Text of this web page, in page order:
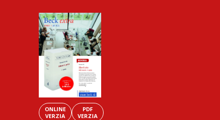
ONLINE
VERZIA
PDF
VERZIA